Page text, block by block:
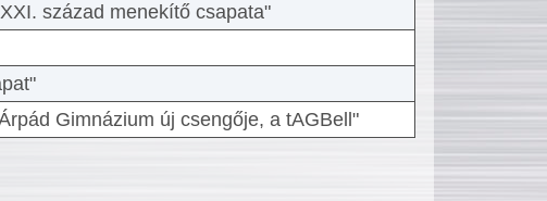
század menekítő csapata"
Gimnázium új csengője, a tAGBell"